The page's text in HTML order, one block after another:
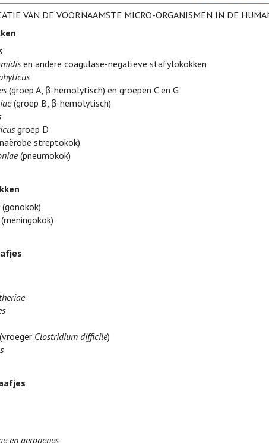
VAN DE VOORNAAMSTE MICRO-ORGANISMEN IN DE
en andere coagulase-negatieve stafylokokken
(groep A, β-hemolytisch) en groepen C en G
(groep B, β-hemolytisch)
groep D
streptokok)
(pneumokok)
(gonokok)
(meningokok)
Clostridium difficile)
en aerogenes